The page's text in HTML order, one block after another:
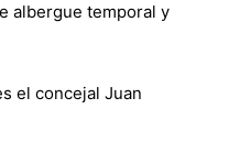
albergue temporal y
el concejal Juan